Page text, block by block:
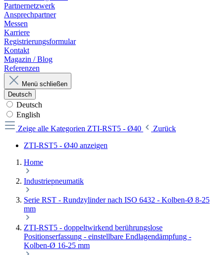
Partnernetzwerk
Ansprechpartner
Messen
Karriere
Registrierungsformular
Kontakt
Magazin / Blog
Referenzen
Menü schließen
Deutsch
Deutsch
English
Zeige alle Kategorien ZTI-RST5 - Ø40
Zurück
ZTI-RST5 - Ø40 anzeigen
Home
Industriepneumatik
Serie RST - Rundzylinder nach ISO 6432 - Kolben-Ø 8-25
mm
ZTI-RST5 - doppeltwirkend berührungslose
Positionserfassung - einstellbare Endlagendämpfung -
Kolben-Ø 16-25 mm